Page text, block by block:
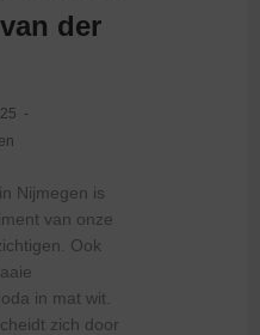
der
Nijmegen is
van onze
Ook
in mat wit.
zich door